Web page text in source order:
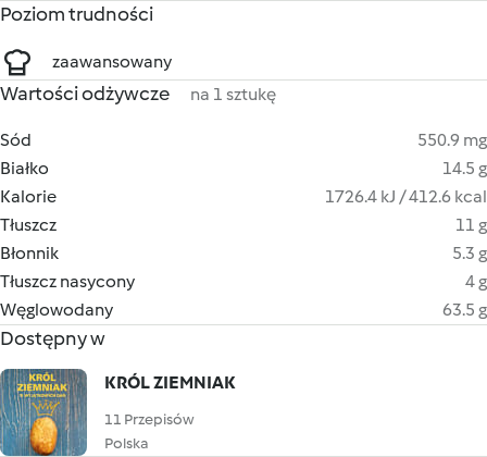
Poziom trudności
zaawansowany
Wartości odżywcze na 1 sztukę
Sód
550.9 mg
Białko
14.5 g
Kalorie
1726.4 kJ / 412.6 kcal
Tłuszcz
11 g
Błonnik
5.3 g
Tłuszcz nasycony
4 g
Węglowodany
63.5 g
Dostępny w
KRÓL ZIEMNIAK
11 Przepisów
Polska